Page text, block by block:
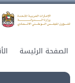
الصفحة الرئيسة